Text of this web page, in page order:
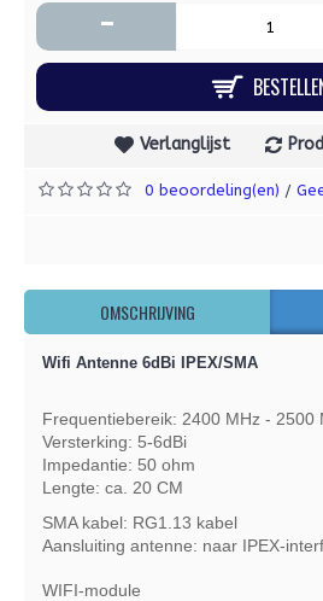
-
Verlanglijst
0 beoordeling(en) /
OMSCHRIJVING
Wifi Antenne 6dBi IPEX/SMA
Frequentiebereik: 2400 MHz - 2500
Versterking: 5-6dBi
Impedantie: 50 ohm
Lengte: ca. 20 CM
SMA kabel: RG1.13 kabel
Aansluiting antenne: naar IPEX-
WIFI-module